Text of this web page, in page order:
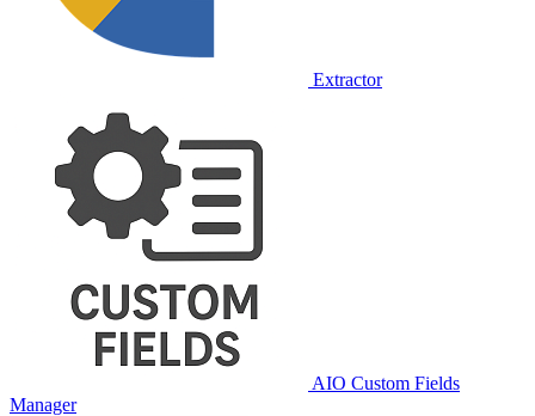
Extractor
AIO Custom Fields
Manager